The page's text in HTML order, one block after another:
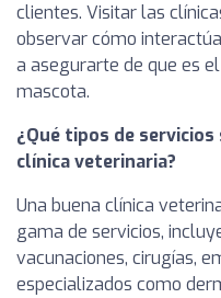
clientes. Visitar las
observar cómo
a asegurarte de que es
mascota.
¿Qué tipos de
clínica veterinaria?
Una buena clínica
gama de servicios,
vacunaciones, cirugías,
especializados como